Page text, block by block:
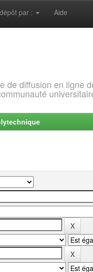
par : Aide
de diffusion en ligne